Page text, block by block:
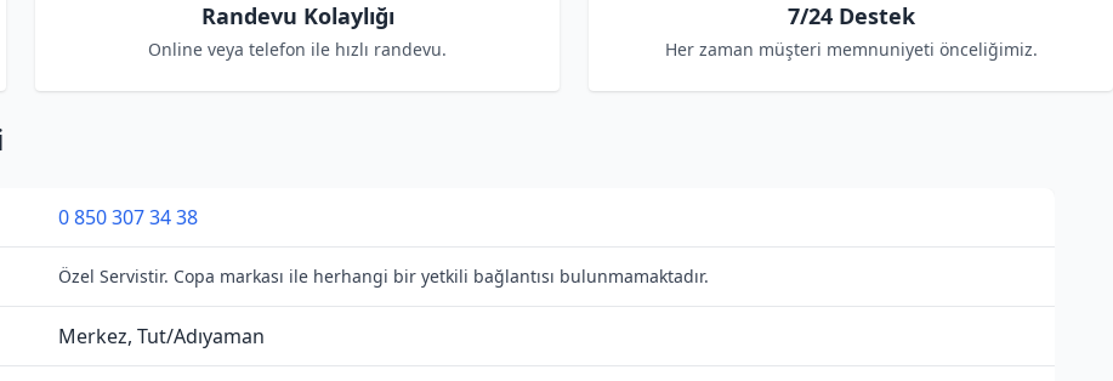
Randevu Kolaylığı
Online veya telefon ile hızlı randevu.
7/24 Destek
Her zaman müşteri memnuniyeti önceliğimiz.
0 850 307 34 38
Özel Servistir. Copa markası ile herhangi bir yetkili bağlantısı bulunmamaktadır.
Merkez, Tut/Adıyaman